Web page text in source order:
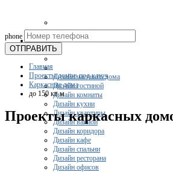
Дизайн
Дизайн частного дома
Дизайн гостиной
Дизайн комнаты
Дизайн кухни
Дизайн квартиры
Дизайн ванной
Дизайн коридора
Дизайн кафе
Дизайн спальни
Дизайн ресторана
Дизайн офисов
phone
ОТПРАВИТЬ
Главная
Проекты домов под ключ
Каркасные дома
до 150 кв м
Проекты каркасных